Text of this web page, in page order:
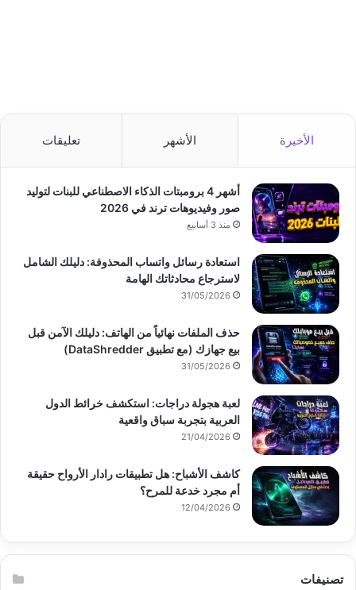
الأخيرة الأشهر تعليقات
أشهر 4 برومبتات الذكاء الاصطناعي للبنات لتوليد
صور وفيديوهات ترند في 2026
منذ 3 أسابيع
استعادة رسائل واتساب المحذوفة: دليلك الشامل
لاسترجاع محادثاتك الهامة
31/05/2026
حذف الملفات نهائياً من الهاتف: دليلك الآمن قبل
بيع جهازك (مع تطبيق DataShredder)
31/05/2026
لعبة هجولة دراجات: استكشف خرائط الدول
العربية بتجربة سباق واقعية
21/04/2026
كاشف الأشباح: هل تطبيقات رادار الأرواح حقيقة
أم مجرد خدعة للمرح؟
12/04/2026
تصنيفات